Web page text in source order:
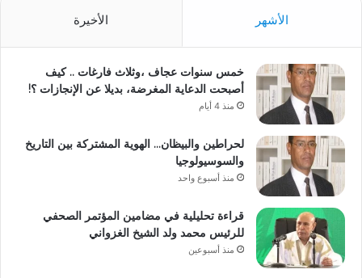
الأشهر الأخيرة
خمس سنوات عجاف ،وثلاث فارغات .. كيف
أصبحت الدعاية المغرضة، بديلا عن الإنجازات ؟!
منذ 4 أيام
لحراطين والبيظان… الهوية المشتركة بين التاريخ
والسوسيولوجيا
منذ أسبوع واحد
قراءة تحليلية في مضامين المؤتمر الصحفي
للرئيس محمد ولد الشيخ الغزواني
منذ أسبوعين